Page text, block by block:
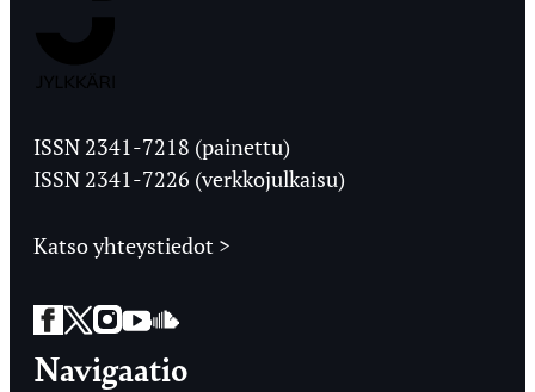
Ylioppilaslehti
ISSN 2341-7218 (painettu)
ISSN 2341-7226 (verkkojulkaisu)
Katso yhteystiedot >
Facebook
Twitter
Instagram
YouTube
SoundCloud
Navigaatio